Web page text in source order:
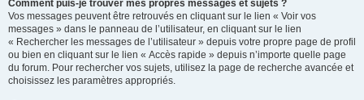
Comment puis-je trouver mes propres messages et sujets ?
Vos messages peuvent être retrouvés en cliquant sur le lien « Voir vos
messages » dans le panneau de l’utilisateur, en cliquant sur le lien
« Rechercher les messages de l’utilisateur » depuis votre propre page de profil
ou bien en cliquant sur le lien « Accès rapide » depuis n’importe quelle page
du forum. Pour rechercher vos sujets, utilisez la page de recherche avancée et
choisissez les paramètres appropriés.